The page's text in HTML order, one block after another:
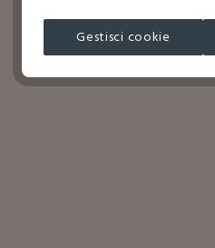
Gestisci cookie